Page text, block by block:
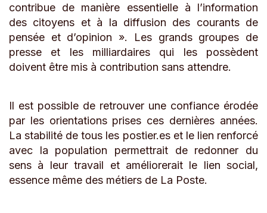
contribue de manière essentielle à l’information
des citoyens et à la diffusion des courants de
pensée et d’opinion ». Les grands groupes de
presse et les milliardaires qui les possèdent
doivent être mis à contribution sans attendre.
Il est possible de retrouver une confiance érodée
par les orientations prises ces dernières années.
La stabilité de tous les postier.es et le lien renforcé
avec la population permettrait de redonner du
sens à leur travail et améliorerait le lien social,
essence même des métiers de La Poste.